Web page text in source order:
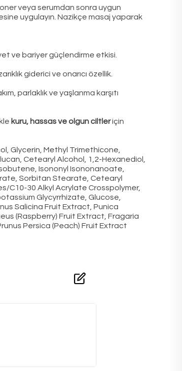
veya serumdan sonra uygun
uygulayın. Nazikçe masaj yaparak
ve bariyer güçlendirme etkisi.
giderici ve onarıcı özellik.
parlaklık ve yaşlanma karşıtı
kuru, hassas ve olgun ciltleriçin
Glycerin, Methyl Trimethicone,
Cetearyl Alcohol, 1,2-Hexanediol,
Isononyl Isononanoate,
Sorbitan Stearate, Cetearyl
C10-30 Alkyl Acrylate Crosspolymer,
Glycyrrhizate, Glucose,
Salicina Fruit Extract, Punica
(Raspberry) Fruit Extract, Fragaria
Persica (Peach) Fruit Extract